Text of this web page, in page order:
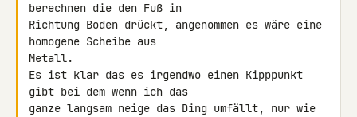
berechnen die den Fuß in
Richtung Boden drückt, angenommen es wäre eine
homogene Scheibe aus
Metall.
Es ist klar das es irgendwo einen Kipppunkt
gibt bei dem wenn ich das
ganze langsam neige das Ding umfällt, nur wie